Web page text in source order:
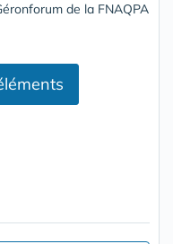
de la FNAQPA